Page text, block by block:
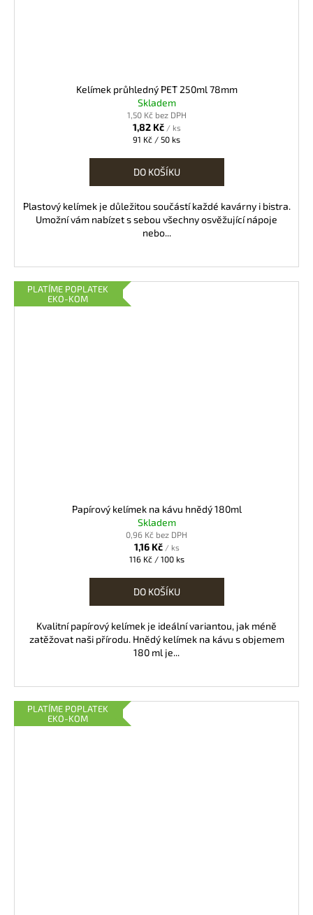
Kelímek průhledný PET 250ml 78mm
Skladem
1,50 Kč bez DPH
1,82 Kč / ks
Měrná
91 Kč / 50 ks
DO KOŠÍKU
Plastový kelímek je důležitou součástí každé kavárny i bistra.
Umožní vám nabízet s sebou všechny osvěžující nápoje
nebo...
PLATÍME POPLATEK
EKO-KOM
Papírový kelímek na kávu hnědý 180ml
Skladem
0,96 Kč bez DPH
1,16 Kč / ks
Měrná
116 Kč / 100 ks
DO KOŠÍKU
Kvalitní papírový kelímek je ideální variantou, jak méně
zatěžovat naši přírodu. Hnědý kelímek na kávu s objemem
180 ml je...
PLATÍME POPLATEK
EKO-KOM